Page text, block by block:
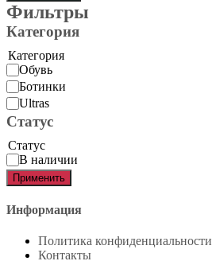
Фильтры
Категория
Категория
Обувь
Ботинки
Ultras
Статус
Статус
В наличии
Применить
Информация
Политика конфиденциальности
Контакты